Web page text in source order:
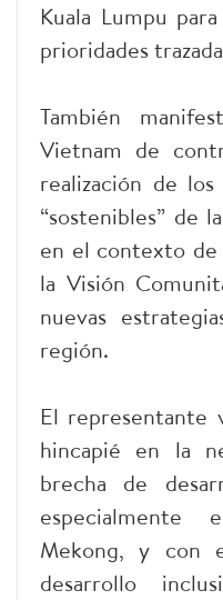
Kuala Lumpu
prioridades
También
Vietnam de
realización de
“sostenibles” de
en el contexto
la Visión
nuevas
región.
El representante
hincapié en la
brecha de
Mekong, y con
desarrollo